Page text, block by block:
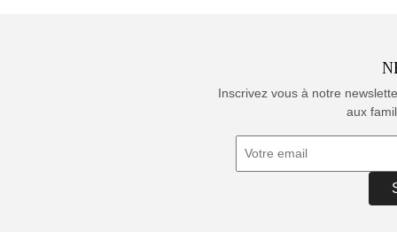
Inscrivez vous à notre
aux